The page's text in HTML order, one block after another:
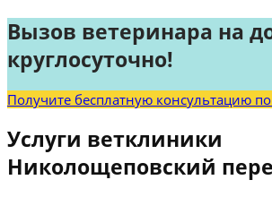
Вызов ветеринара на
круглосуточно!
Получите бесплатную консультацию
Услуги ветклиники
Николощеповский